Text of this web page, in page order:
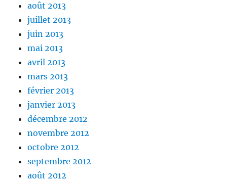
août 2013
juillet 2013
juin 2013
mai 2013
avril 2013
mars 2013
février 2013
janvier 2013
décembre 2012
novembre 2012
octobre 2012
septembre 2012
août 2012